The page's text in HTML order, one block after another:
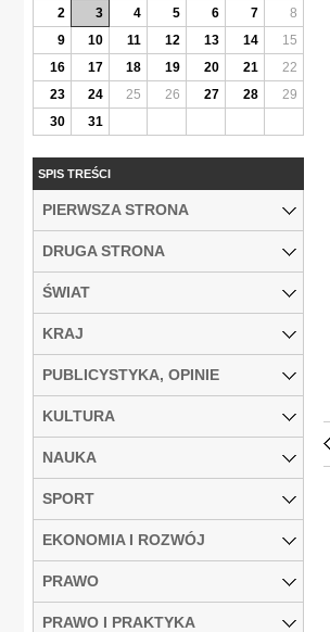
2
3 4 5 6 7
8
9
10 11 12 13 14
15
16
17 18 19 20 21
22
23
24 25 26 27 28
29
30
31
SPIS TREŚCI
PIERWSZA STRONA
DRUGA STRONA
ŚWIAT
KRAJ
PUBLICYSTYKA, OPINIE
KULTURA
NAUKA
SPORT
EKONOMIA I ROZWÓJ
PRAWO
PRAWO I PRAKTYKA